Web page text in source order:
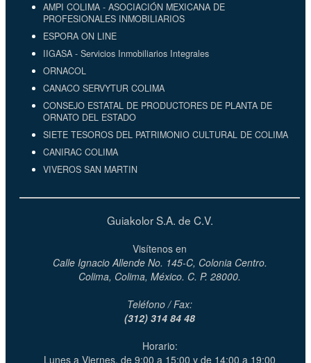
AMPI COLIMA - ASOCIACIÓN MEXICANA DE
PROFESIONALES INMOBILIARIOS
ESPORA ON LINE
IIGASA - Servicios Inmobiliarios Integrales
ORNACOL
CANACO SERVYTUR COLIMA
CONSEJO ESTATAL DE PRODUCTORES DE PLANTA DE
ORNATO DEL ESTADO
SIETE TESOROS DEL PATRIMONIO CULTURAL DE COLIMA
CANIRAC COLIMA
VIVEROS SAN MARTIN
Guiakolor S.A. de C.V.
Visítenos en
Calle Ignacio Allende No. 145-C, Colonia Centro.
Colima, Colima, México. C. P. 28000.
Teléfono / Fax:
(312) 314 84 48
Horario:
Lunes a Viernes, de 9:00 a 15:00 y de 14:00 a 19:00